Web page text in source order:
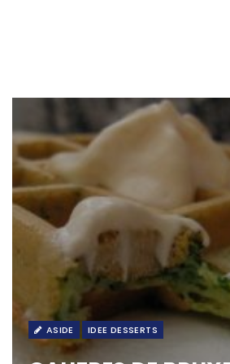
ASIDE IDEE DESSERTS